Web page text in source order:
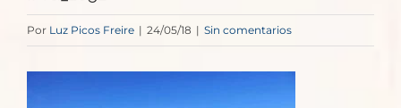
Por Luz Picos Freire | 24/05/18 | Sin comentarios